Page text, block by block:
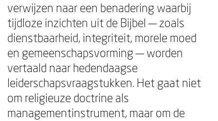
verwijzen naar een benadering waarbij
tijdloze inzichten uit de Bijbel — zoals
dienstbaarheid, integriteit, morele moed
en gemeenschapsvorming — worden
vertaald naar hedendaagse
leiderschapsvraagstukken. Het gaat niet
om religieuze doctrine als
managementinstrument, maar om de